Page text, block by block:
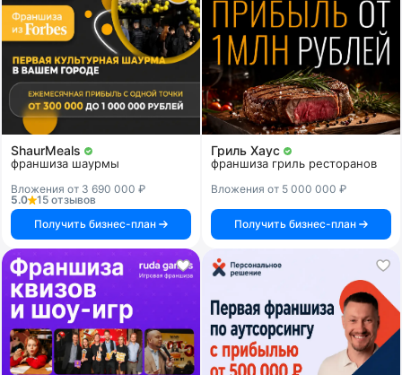
ShaurMeals
франшиза шаурмы
Вложения от 3 690 000 ₽
5.0
15 отзывов
Получить бизнес-план
Гриль Хаус
франшиза гриль ресторанов
Вложения от 5 000 000 ₽
Получить бизнес-план